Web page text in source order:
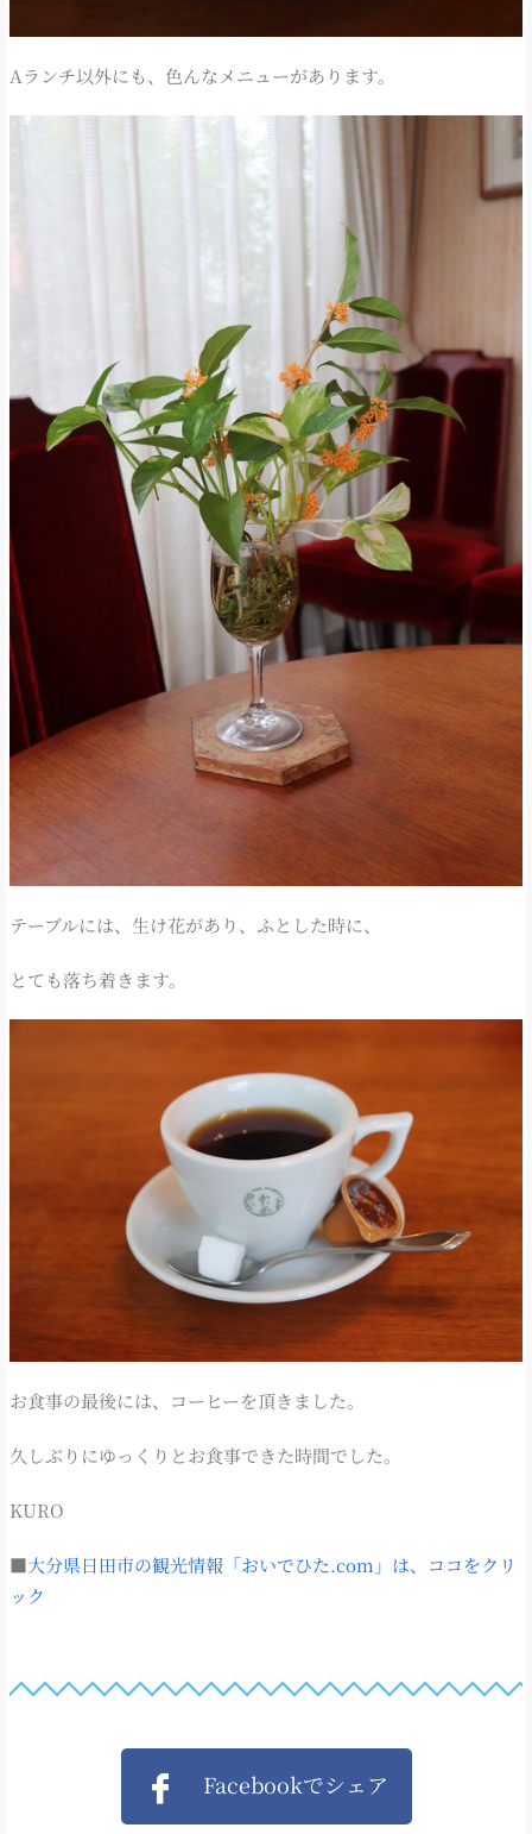
Aランチ以外にも、色んなメニューがあります。
テーブルには、生け花があり、ふとした時に、
とても落ち着きます。
お食事の最後には、コーヒーを頂きました。
久しぶりにゆっくりとお食事できた時間でした。
KURO
■大分県日田市の観光情報「おいでひた.com」は、ココをクリ
ック
Facebookでシェア